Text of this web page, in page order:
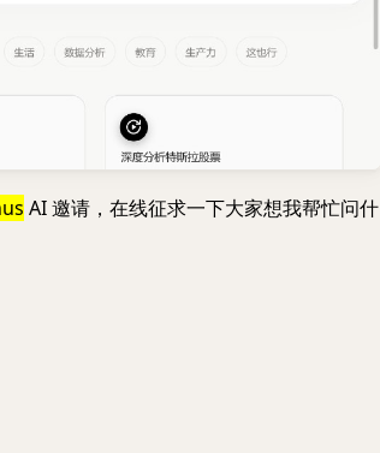
AI 邀请，在线征求一下大家想我帮忙问什